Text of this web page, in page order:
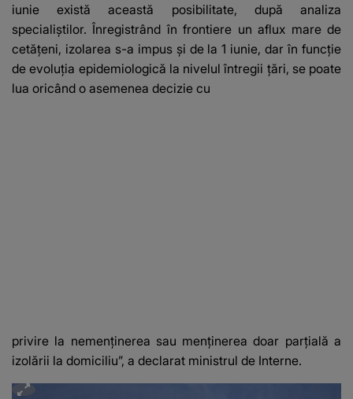
iunie există această posibilitate, după analiza
specialiștilor. Înregistrând în frontiere un aflux mare de
cetățeni, izolarea s-a impus și de la 1 iunie, dar în funcție
de evoluția epidemiologică la nivelul întregii țări, se poate
lua oricând o asemenea decizie cu
privire la nemenținerea sau menținerea doar parțială a
izolării la domiciliu”, a declarat ministrul de Interne.